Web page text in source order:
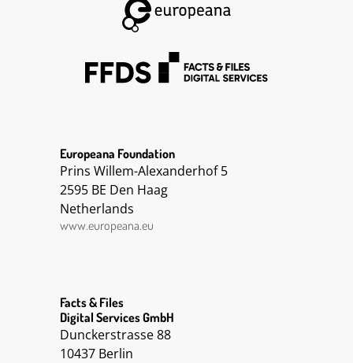
Europeana Foundation
Prins Willem-Alexanderhof 5
2595 BE Den Haag
Netherlands
www.europeana.eu
Facts & Files
Digital Services GmbH
Dunckerstrasse 88
10437 Berlin